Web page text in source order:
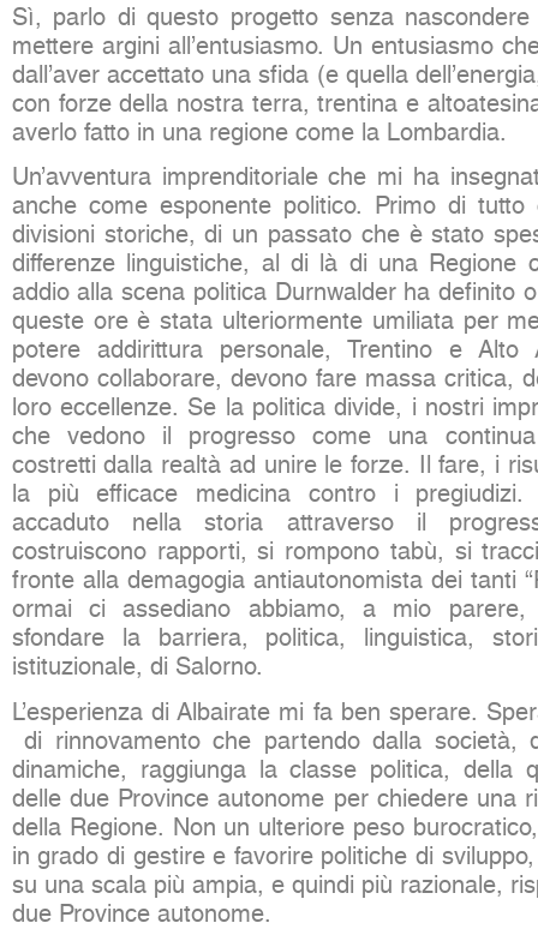
Sì, parlo di questo progetto senza nascondere
mettere argini all’entusiasmo. Un entusiasmo
dall’aver accettato una sfida (e quella
con forze della nostra terra, trentina e
averlo fatto in una regione come la Lombardia.
Un’avventura imprenditoriale che mi ha
anche come esponente politico. Primo di
divisioni storiche, di un passato che è stato
differenze linguistiche, al di là di una Regione
addio alla scena politica Durnwalder ha definito
queste ore è stata ulteriormente umiliata per
potere addirittura personale, Trentino e Alto
devono collaborare, devono fare massa critica,
loro eccellenze. Se la politica divide, i nostri
che vedono il progresso come una
costretti dalla realtà ad unire le forze. Il fare, i
la più efficace medicina contro i
accaduto nella storia attraverso il
costruiscono rapporti, si rompono tabù, si
fronte alla demagogia antiautonomista dei tanti
ormai ci assediano abbiamo, a mio
sfondare la barriera, politica, linguistica,
istituzionale, di Salorno.
L’esperienza di Albairate mi fa ben sperare.
di rinnovamento che partendo dalla società,
dinamiche, raggiunga la classe politica, della
delle due Province autonome per chiedere una
della Regione. Non un ulteriore peso
in grado di gestire e favorire politiche di
su una scala più ampia, e quindi più razionale,
due Province autonome.